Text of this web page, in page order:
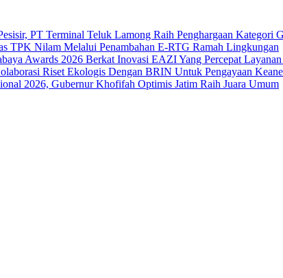
PT Terminal Teluk Lamong Raih Penghargaan
TPK Nilam Melalui Penambahan E-RTG Ramah Lingkungan
Awards 2026 Berkat Inovasi EAZI Yang Percepat
Riset Ekologis Dengan BRIN Untuk Pengayaan
2026, Gubernur Khofifah Optimis Jatim Raih Juara Umum